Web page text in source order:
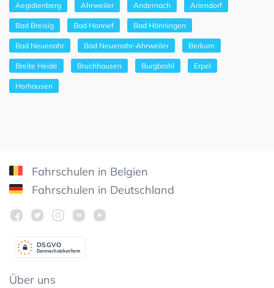
Aegidienberg Ahrweiler Andernach Ariendorf
Bad Breisig Bad Honnef Bad Hönningen
Bad Neuenahr Bad Neuenahr-Ahrweiler Berkum
Breite Heide Bruchhausen Burgbrohl Erpel
Horhausen
Fahrschulen in Belgien
Fahrschulen in Deutschland
Datenschutzkonform
DSGVO
Über uns